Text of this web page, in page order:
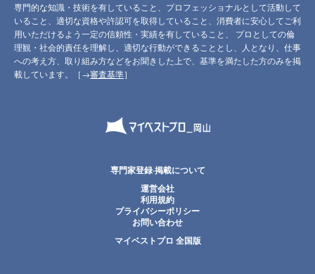
専門的な知識・技術を有していること、プロフェッショナルとして活動して
いること、適切な資格や許認可を取得していること、消費者に安心してご利
用いただけるよう一定の信頼性・実績を有していること、 プロとしての倫
理観・社会的責任を理解し、適切な行動ができることとし、人となり、仕事
への考え方、取り組み方などをお聞きした上で、基準を満たした方のみを掲
載しています。［→審査基準］
専門家登録·掲載について
運営会社
利用規約
プライバシーポリシー
お問い合わせ
マイベストプロ 全国版